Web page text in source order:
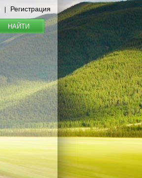
Регистрация
НАЙТИ